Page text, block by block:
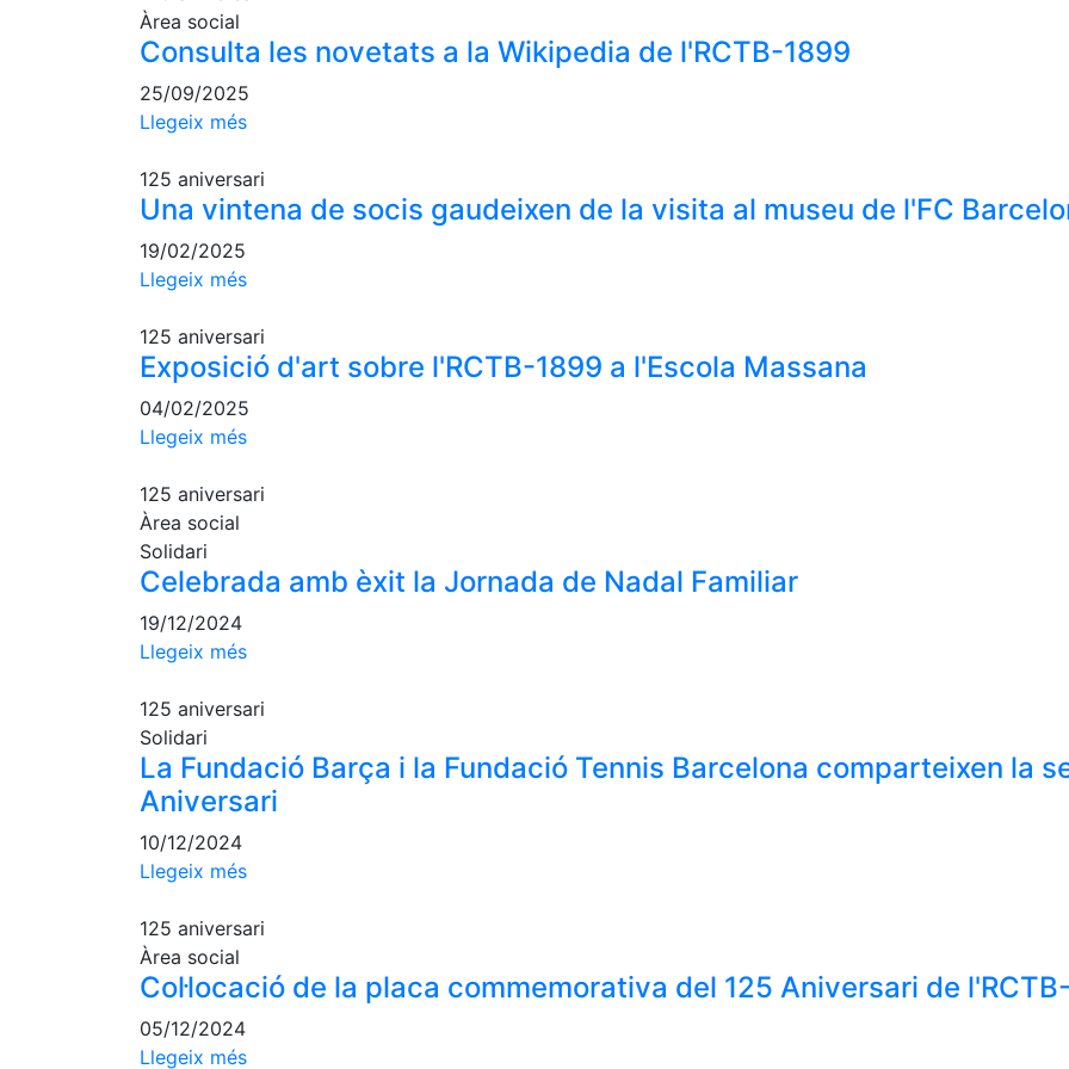
Àrea social
Consulta les novetats a la Wikipedia de l'RCTB-1899
25/09/2025
Llegeix més
125 aniversari
Una vintena de socis gaudeixen de la visita al museu de l'FC
19/02/2025
Llegeix més
125 aniversari
Exposició d'art sobre l'RCTB-1899 a l'Escola Massana
04/02/2025
Llegeix més
125 aniversari
Àrea social
Solidari
Celebrada amb èxit la Jornada de Nadal Familiar
19/12/2024
Llegeix més
125 aniversari
Solidari
La Fundació Barça i la Fundació Tennis Barcelona comparteixen la
Aniversari
10/12/2024
Llegeix més
125 aniversari
Àrea social
Col·locació de la placa commemorativa del 125 Aniversari de
05/12/2024
Llegeix més